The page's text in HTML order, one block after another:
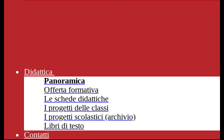
Didattica
Panoramica
Offerta formativa
Le schede didattiche
I progetti delle classi
I progetti scolastici (archivio)
Libri di testo
Contatti